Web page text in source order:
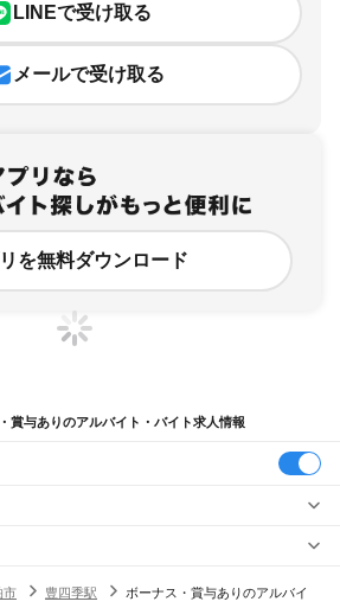
LINEで受け取る
メールで受け取る
を無料ダウンロード
賞与ありのアルバイト・バイト求人情報
市 豊四季駅
ボーナス・賞与ありのアルバイ